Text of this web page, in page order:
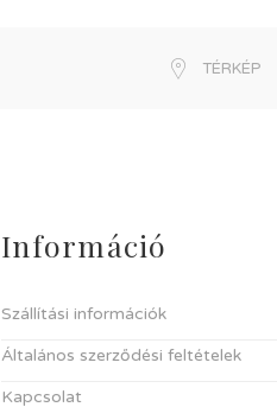
TÉRKÉP
Információ
Szállítási információk
Általános szerződési feltételek
Kapcsolat